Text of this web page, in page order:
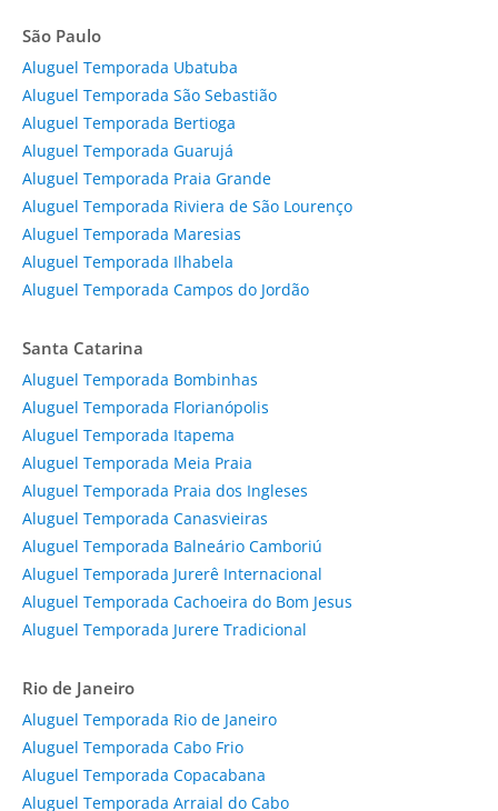
São Paulo
Aluguel Temporada Ubatuba
Aluguel Temporada São Sebastião
Aluguel Temporada Bertioga
Aluguel Temporada Guarujá
Aluguel Temporada Praia Grande
Aluguel Temporada Riviera de São Lourenço
Aluguel Temporada Maresias
Aluguel Temporada Ilhabela
Aluguel Temporada Campos do Jordão
Santa Catarina
Aluguel Temporada Bombinhas
Aluguel Temporada Florianópolis
Aluguel Temporada Itapema
Aluguel Temporada Meia Praia
Aluguel Temporada Praia dos Ingleses
Aluguel Temporada Canasvieiras
Aluguel Temporada Balneário Camboriú
Aluguel Temporada Jurerê Internacional
Aluguel Temporada Cachoeira do Bom Jesus
Aluguel Temporada Jurere Tradicional
Rio de Janeiro
Aluguel Temporada Rio de Janeiro
Aluguel Temporada Cabo Frio
Aluguel Temporada Copacabana
Aluguel Temporada Arraial do Cabo